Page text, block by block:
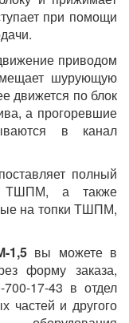
при помощи
приводом
шурующую
движется по блок
а прогоревшие
в канал
полный
ТШПМ, а также
на топки ТШПМ,
1,5вы можете в
форму заказа,
17-43 в отдел
частей и другого